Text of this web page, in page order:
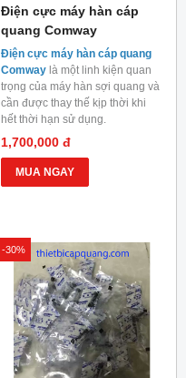
Điện cực máy hàn cáp
quang Comway
Điện cực máy hàn cáp quang
Comway là một linh kiện quan
trọng của máy hàn sợi quang và
cần được thay thế kịp thời khi
hết thời hạn sử dụng.
1,700,000 đ
MUA NGAY
-30%